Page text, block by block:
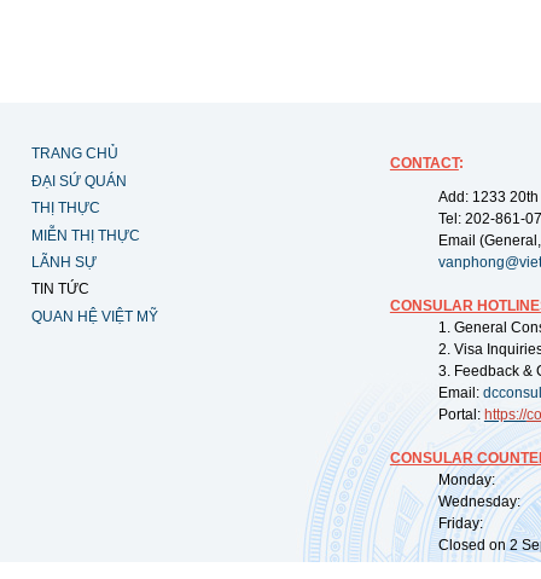
TRANG CHỦ
ĐẠI SỨ QUÁN
THỊ THỰC
MIỄN THỊ THỰC
LÃNH SỰ
TIN TỨC
QUAN HỆ VIỆT MỸ
CONTACT:
Add: 1233
Tel: 202-861-
Email
CONSULAR
1. General
2. Visa
3. Feedback &
Email:
Portal: https://
CONSULAR
Monday:
Wednesday:
Friday:
Closed on 2